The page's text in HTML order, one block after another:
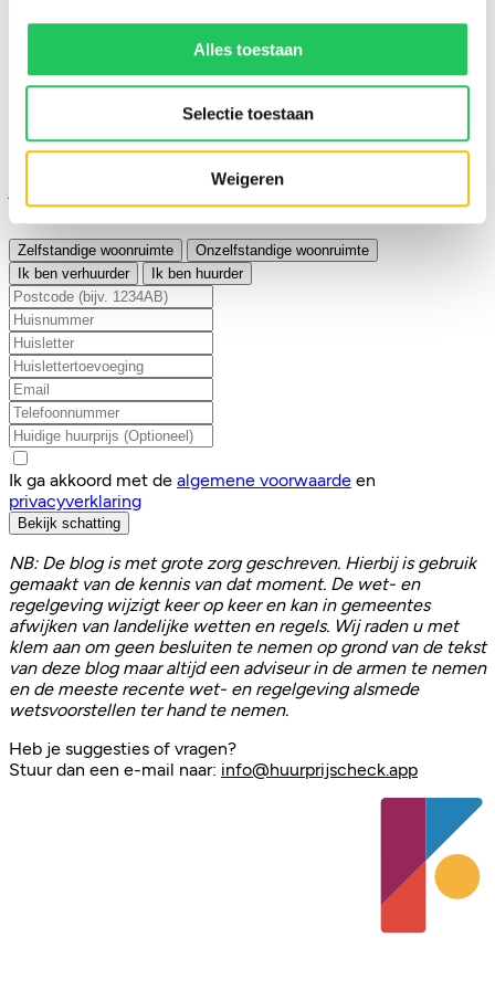
Alles toestaan
Selectie toestaan
Weigeren
Maak gratis account aan
Vul je woning in en doe de quick scan
Om een quickscan van een woning te doen voer je
hieronder de adresgegevens in. Vervolgens halen we de
gegevens op uit de BAG. Indien deze niet beschikt over de
juiste informatie zullen we je vragen om sommige gegevens
handmatig aan te vullen.
Zelfstandige woonruimte
Onzelfstandige woonruimte
Ik ben verhuurder
Ik ben huurder
Ik ga akkoord met de algemene voorwaarde en
privacyverklaring
Bekijk schatting
NB: De blog is met grote zorg geschreven. Hierbij is gebruik
gemaakt van de kennis van dat moment. De wet- en
regelgeving wijzigt keer op keer en kan in gemeentes
afwijken van landelijke wetten en regels. Wij raden u met
klem aan om geen besluiten te nemen op grond van de tekst
van deze blog maar altijd een adviseur in de armen te nemen
en de meeste recente wet- en regelgeving alsmede
wetsvoorstellen ter hand te nemen.
Heb je suggesties of vragen?
Stuur dan een e-mail naar: info@huurprijscheck.app